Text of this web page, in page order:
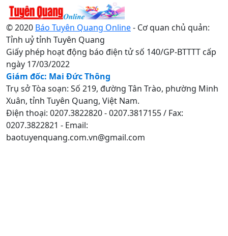
© 2020 Báo Tuyên Quang Online- Cơ quan chủ quản:
Tỉnh uỷ tỉnh Tuyên Quang
Giấy phép hoạt động báo điện tử số 140/GP-BTTTT cấp
ngày 17/03/2022
Giám đốc: Mai Đức Thông
Trụ sở Tòa soạn: Số 219, đường Tân Trào, phường Minh
Xuân, tỉnh Tuyên Quang, Việt Nam.
Điện thoại: 0207.3822820 - 0207.3817155 / Fax:
0207.3822821 - Email:
baotuyenquang.com.vn@gmail.com